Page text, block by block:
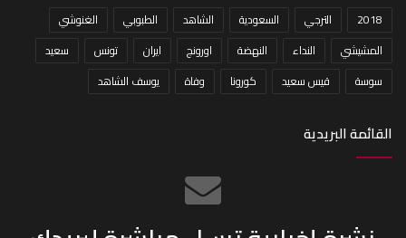
2018 الترجي السعودية الشاهد الطبوبي
الغنوشي
المشيشي
النداء النهضة اورونج ايران تونس
سعيد
سوسة
قيس سعيد كورونا وفاة يوسف الشاهد
القائمة البريدية